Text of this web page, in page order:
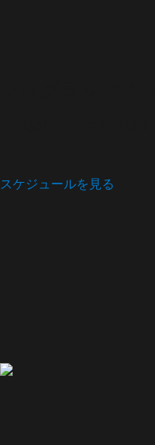
スケジュールを見る